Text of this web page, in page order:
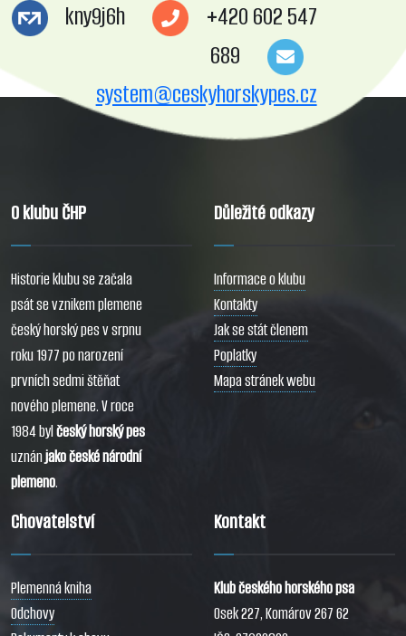
kny9j6h
+420 602 547
689
system@ceskyhorskypes.cz
O klubu ČHP
Historie klubu se začala
psát se vznikem plemene
český horský pes v srpnu
roku 1977 po narození
prvních sedmi štěňat
nového plemene. V roce
1984 bylčeský horský pes
uznánjako české národní
plemeno.
Důležité odkazy
Informace o klubu
Kontakty
Jak se stát členem
Poplatky
Mapa stránek webu
Chovatelství
Plemenná kniha
Odchovy
Kontakt
Klub českého horského psa
Osek 227, Komárov 267 62